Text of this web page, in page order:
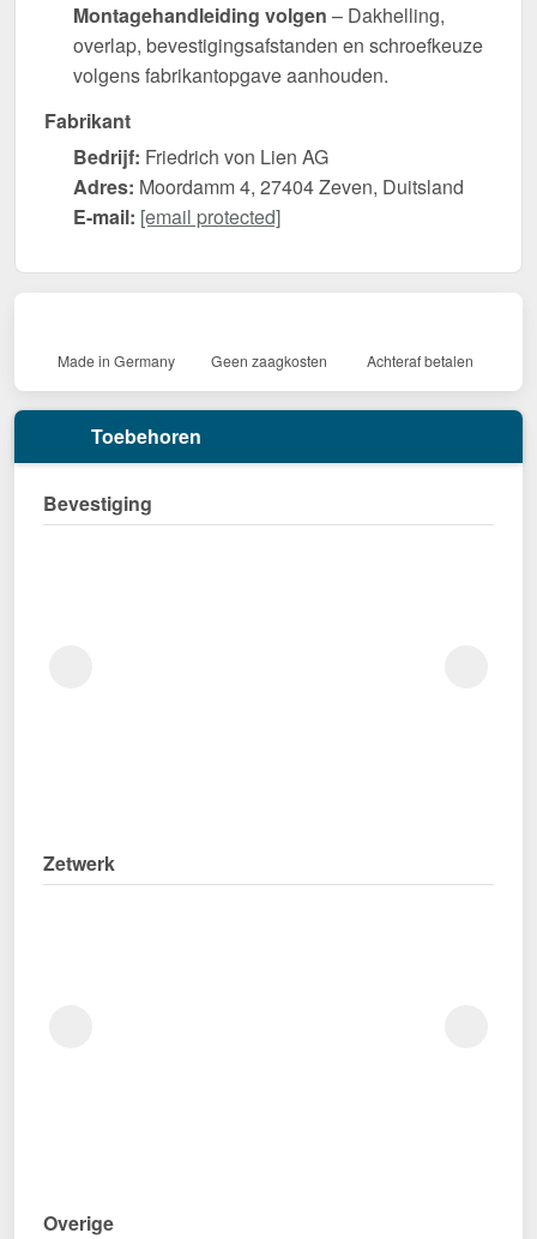
Montagehandleiding volgen – Dakhelling,
overlap, bevestigingsafstanden en schroefkeuze
volgens fabrikantopgave aanhouden.
Fabrikant
Bedrijf: Friedrich von Lien AG
Adres: Moordamm 4, 27404 Zeven, Duitsland
E-mail: [email protected]
Made in Germany Geen zaagkosten Achteraf betalen
Toebehoren
Bevestiging
Zetwerk
Overige